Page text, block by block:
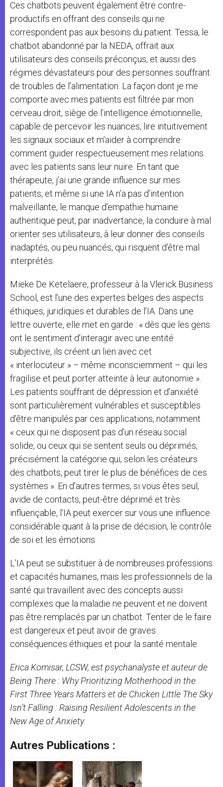
Ces chatbots peuvent également être contre-
productifs en offrant des conseils qui ne
correspondent pas aux besoins du patient. Tessa, le
chatbot abandonné par la NEDA, offrait aux
utilisateurs des conseils préconçus, et aussi des
régimes dévastateurs pour des personnes souffrant
de troubles de l’alimentation. La façon dont je me
comporte avec mes patients est filtrée par mon
cerveau droit, siège de l’intelligence émotionnelle,
capable de percevoir les nuances, lire intuitivement
les signaux sociaux et m’aider à comprendre
comment guider respectueusement mes relations
avec les patients sans leur nuire. En tant que
thérapeute, j’ai une grande influence sur mes
patients, et même si une IA n’a pas d’intention
malveillante, le manque d’empathie humaine
authentique peut, par inadvertance, la conduire à mal
orienter ses utilisateurs, à leur donner des conseils
inadaptés, ou peu nuancés, qui risquent d’être mal
interprétés.
Mieke De Ketelaere, professeur à la Vlerick Business
School, est l’une des expertes belges des aspects
éthiques, juridiques et durables de l’IA. Dans une
lettre ouverte, elle met en garde : « dès que les gens
ont le sentiment d’interagir avec une entité
subjective, ils créent un lien avec cet
« interlocuteur » – même inconsciemment – qui les
fragilise et peut porter atteinte à leur autonomie ».
Les patients souffrant de dépression et d’anxiété
sont particulièrement vulnérables et susceptibles
d’être manipulés par ces applications, notamment
« ceux qui ne disposent pas d’un réseau social
solide, ou ceux qui se sentent seuls ou déprimés,
précisément la catégorie qui, selon les créateurs
des chatbots, peut tirer le plus de bénéfices de ces
systèmes ». En d’autres termes, si vous êtes seul,
avide de contacts, peut-être déprimé et très
influençable, l’IA peut exercer sur vous une influence
considérable quant à la prise de décision, le contrôle
de soi et les émotions.
L’IA peut se substituer à de nombreuses professions
et capacités humaines, mais les professionnels de la
santé qui travaillent avec des concepts aussi
complexes que la maladie ne peuvent et ne doivent
pas être remplacés par un chatbot. Tenter de le faire
est dangereux et peut avoir de graves
conséquences éthiques et pour la santé mentale.
Erica Komisar, LCSW, est psychanalyste et auteur de
Being There : Why Prioritizing Motherhood in the
First Three Years Matters et de Chicken Little The Sky
Isn’t Falling : Raising Resilient Adolescents in the
New Age of Anxiety.
Autres Publications :